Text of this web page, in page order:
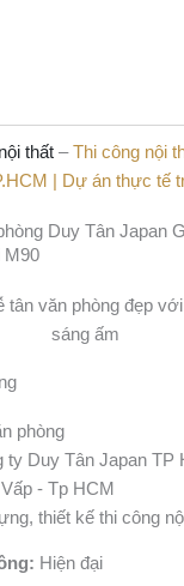
thất –Thi công nội
| Dự án thực tế
Duy Tân Japan
M90
phòng
ty Duy Tân Japan TP
- Tp HCM
thiết kế thi công
Hiện đại